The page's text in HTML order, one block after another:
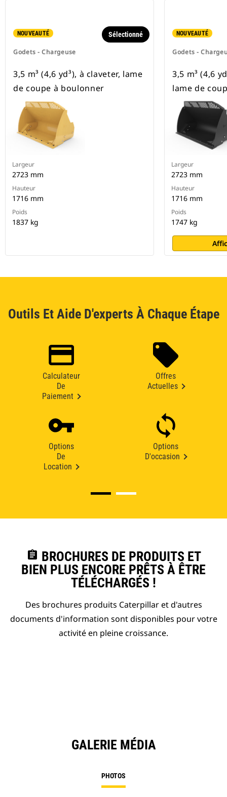
NOUVEAUTÉ
Godets - Chargeuse
Sélectionné
3,5 m³ (4,6 yd³), à claveter, lame
de coupe à boulonner
Largeur
2723 mm
Hauteur
1716 mm
Poids
1837 kg
NOUVEAUTÉ
Godets -
3,5 m³ (4,6
lame de
Largeur
2723 mm
Hauteur
1716 mm
Poids
1747 kg
Outils Et Aide D'experts À Chaque Étape
Calculateur
De
Paiement
Offres
Actuelles
Options
De
Location
Options
D'occasion
assignment BROCHURES DE PRODUITS ET
BIEN PLUS ENCORE PRÊTS À ÊTRE
TÉLÉCHARGÉS !
Des brochures produits Caterpillar et d'autres
documents d'information sont disponibles pour votre
activité en pleine croissance.
GALERIE MÉDIA
PHOTOS